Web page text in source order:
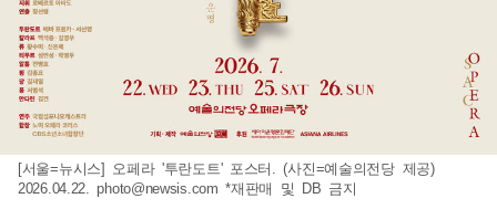
[서울=뉴시스] 오페라 '투란도트' 포스터. (사진=예술의전당 제공)
2026.04.22.photo@newsis.com *재판매 및 DB 금지